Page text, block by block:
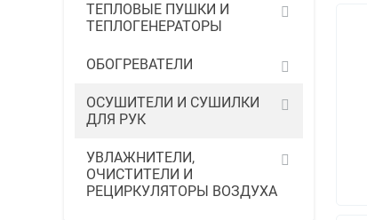
ТЕПЛОВЫЕ ПУШКИ И
ТЕПЛОГЕНЕРАТОРЫ
ОБОГРЕВАТЕЛИ
ОСУШИТЕЛИ И СУШИЛКИ
ДЛЯ РУК
УВЛАЖНИТЕЛИ,
ОЧИСТИТЕЛИ И
РЕЦИРКУЛЯТОРЫ ВОЗДУХА